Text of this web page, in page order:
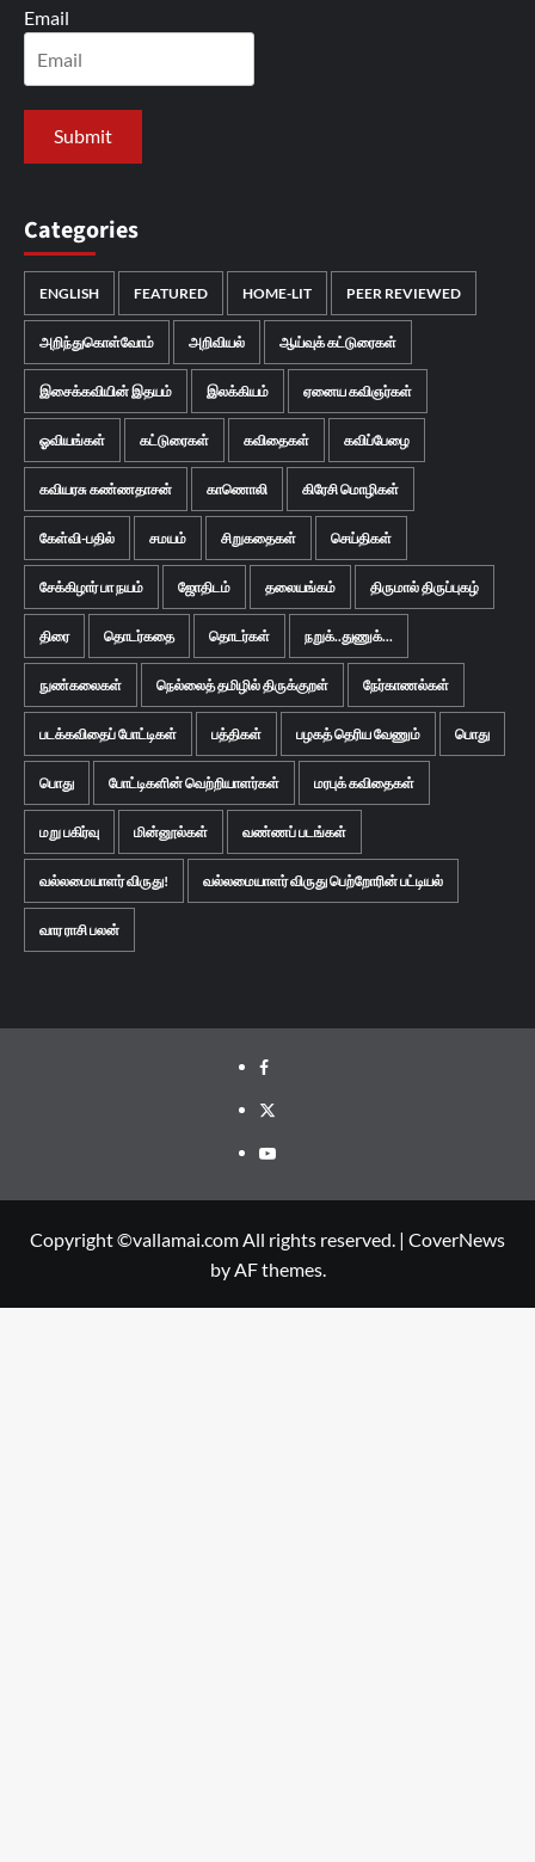
Email
Categories
ENGLISH FEATURED HOME-LIT PEER REVIEWED
அறிந்துகொள்வோம் அறிவியல் ஆய்வுக் கட்டுரைகள்
இசைக்கவியின் இதயம் இலக்கியம் ஏனைய கவிஞர்கள்
ஓவியங்கள் கட்டுரைகள் கவிதைகள் கவிப்பேழை
கவியரசு கண்ணதாசன் காணொலி கிரேசி மொழிகள்
கேள்வி-பதில் சமயம் சிறுகதைகள் செய்திகள்
சேக்கிழார் பா நயம் ஜோதிடம் தலையங்கம் திருமால் திருப்புகழ்
திரை தொடர்கதை தொடர்கள் நறுக்..துணுக்...
நுண்கலைகள் நெல்லைத் தமிழில் திருக்குறள் நேர்காணல்கள்
படக்கவிதைப் போட்டிகள் பத்திகள் பழகத் தெரிய வேணும் பொது
பொது போட்டிகளின் வெற்றியாளர்கள் மரபுக் கவிதைகள்
மறு பகிர்வு மின்னூல்கள் வண்ணப் படங்கள்
வல்லமையாளர் விருது! வல்லமையாளர் விருது பெற்றோரின் பட்டியல்
வார ராசி பலன்
Facebook
Twitter
Youtube
Copyright ©vallamai.com All rights reserved. | CoverNews
by AF themes.